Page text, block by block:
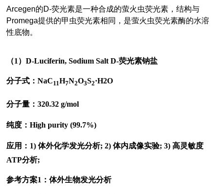
Arcegen的D-荧光素是一种合成的萤火虫荧光素，结构与
Promega提供的甲虫荧光素相同，是萤火虫荧光素酶的水溶
性底物。
（1）D-Luciferin, Sodium Salt D-荧光素钠盐
分子式：NaC11H7N2O3S2·H2O
分子量：320.32 g/mol
纯度：High purity (99.7%)
应用：1) 体外化学发光分析; 2) 体内成像实验; 3) 高灵敏度
ATP分析;
参考方案1：体外生物发光分析